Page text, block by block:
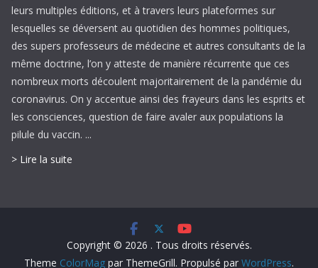
leurs multiples éditions, et à travers leurs plateformes sur
lesquelles se déversent au quotidien des hommes politiques,
des supers professeurs de médecine et autres consultants de la
même doctrine, l’on y atteste de manière récurrente que ces
nombreux morts découlent majoritairement de la pandémie du
coronavirus. On y accentue ainsi des frayeurs dans les esprits et
les consciences, question de faire avaler aux populations la
pilule du vaccin. ...
> Lire la suite
Copyright © 2026 . Tous droits réservés.
Theme ColorMag par ThemeGrill. Propulsé par WordPress.